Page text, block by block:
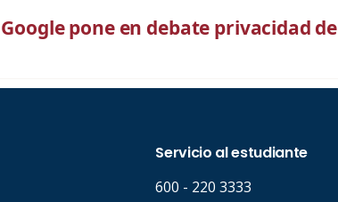
pone en debate privacidad de